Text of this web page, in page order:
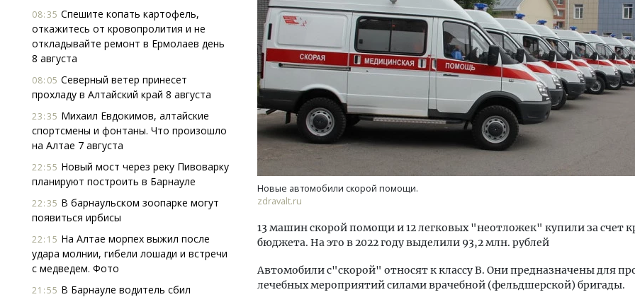
08:35 Спешите копать картофель,
откажитесь от кровопролития и не
откладывайте ремонт в Ермолаев день
8 августа
08:05 Северный ветер принесет
прохладу в Алтайский край 8 августа
23:35 Михаил Евдокимов, алтайские
спортсмены и фонтаны. Что произошло
на Алтае 7 августа
22:55 Новый мост через реку Пивоварку
планируют построить в Барнауле
22:35 В барнаульском зоопарке могут
появиться ирбисы
22:15 На Алтае морпех выжил после
удара молнии, гибели лошади и встречи
с медведем. Фото
21:55 В Барнауле водитель сбил
Новые автомобили скорой помощи.
zdravalt.ru
13 машин скорой помощи и 12 легковых "неотложек" купили за счет
бюджета. На это в 2022 году выделили 93,2 млн. рублей
Автомобили с"скорой" относят к классу В. Они предназначены для
лечебных мероприятий силами врачебной (фельдшерской) бригады.
Смелость архитектурных идей.
Генеральный директор компании
ЗИАС — об эстетике городов,
трендах в фасадах и развитии рынка
Архитектурный код